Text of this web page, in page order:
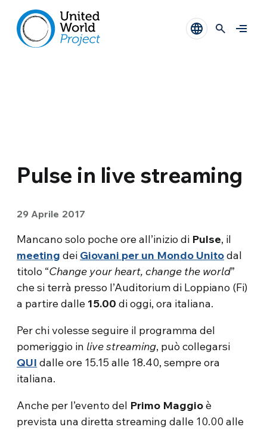
Pulse in live streaming
29 Aprile 2017
Mancano solo poche ore all’inizio di Pulse, il
meeting dei Giovani per un Mondo Unitodal
titolo “Change your heart, change the world”
che si terrà presso l’Auditorium di Loppiano (Fi)
a partire dalle 15.00 di oggi, ora italiana.
Per chi volesse seguire il programma del
pomeriggio in live streaming, può collegarsi
QUI dalle ore 15.15 alle 18.40, sempre ora
italiana.
Anche per l’evento del Primo Maggioè
prevista una diretta streaming dalle 10.00 alle